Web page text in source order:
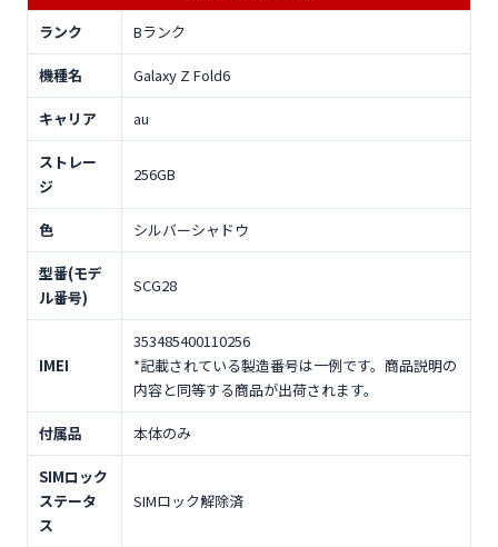
ランク Bランク
機種名 Galaxy Z Fold6
キャリア au
ストレー
ジ
256GB
色 シルバーシャドウ
型番(モデ
ル番号)
SCG28
IMEI
353485400110256
*記載されている製造番号は一例です。商品説明の
内容と同等する商品が出荷されます。
付属品 本体のみ
SIMロック
ステータ
ス
SIMロック解除済